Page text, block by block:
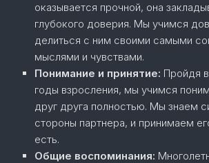
оказывается прочной, она
глубокого доверия. Мы учимся
делиться с ним своими самыми
мыслями и чувствами.
Понимание и принятие: Пройдя
годы взросления, мы учимся
друг друга полностью. Мы знаем
стороны партнера, и принимаем
есть.
Общие воспоминания: